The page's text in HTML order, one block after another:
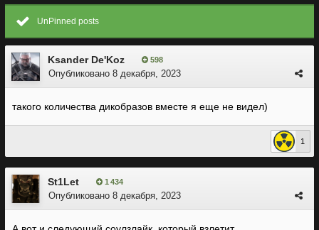
UnPinned posts
Ksander De'Koz 598
Опубликовано 8 декабря, 2023
такого количества дикобразов вместе я еще не видел)
1
St1Let 1 434
Опубликовано 8 декабря, 2023